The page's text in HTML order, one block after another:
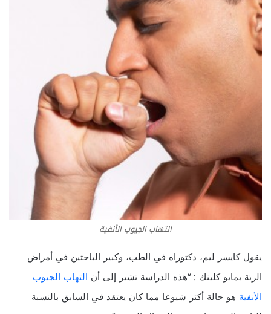
التهاب الجيوب الأنفية
يقول كايسر ليم، دكتوراه في الطب، وكبير الباحثين في أمراض
الرئة بمايو كلينك : “هذه الدراسة تشير إلى أن التهاب الجيوب
الأنفية هو حالة أكثر شيوعا مما كان يعتقد في السابق بالنسبة